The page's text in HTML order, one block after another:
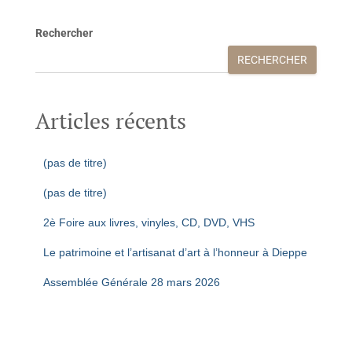
Rechercher
RECHERCHER
Articles récents
(pas de titre)
(pas de titre)
2è Foire aux livres, vinyles, CD, DVD, VHS
Le patrimoine et l’artisanat d’art à l’honneur à Dieppe
Assemblée Générale 28 mars 2026